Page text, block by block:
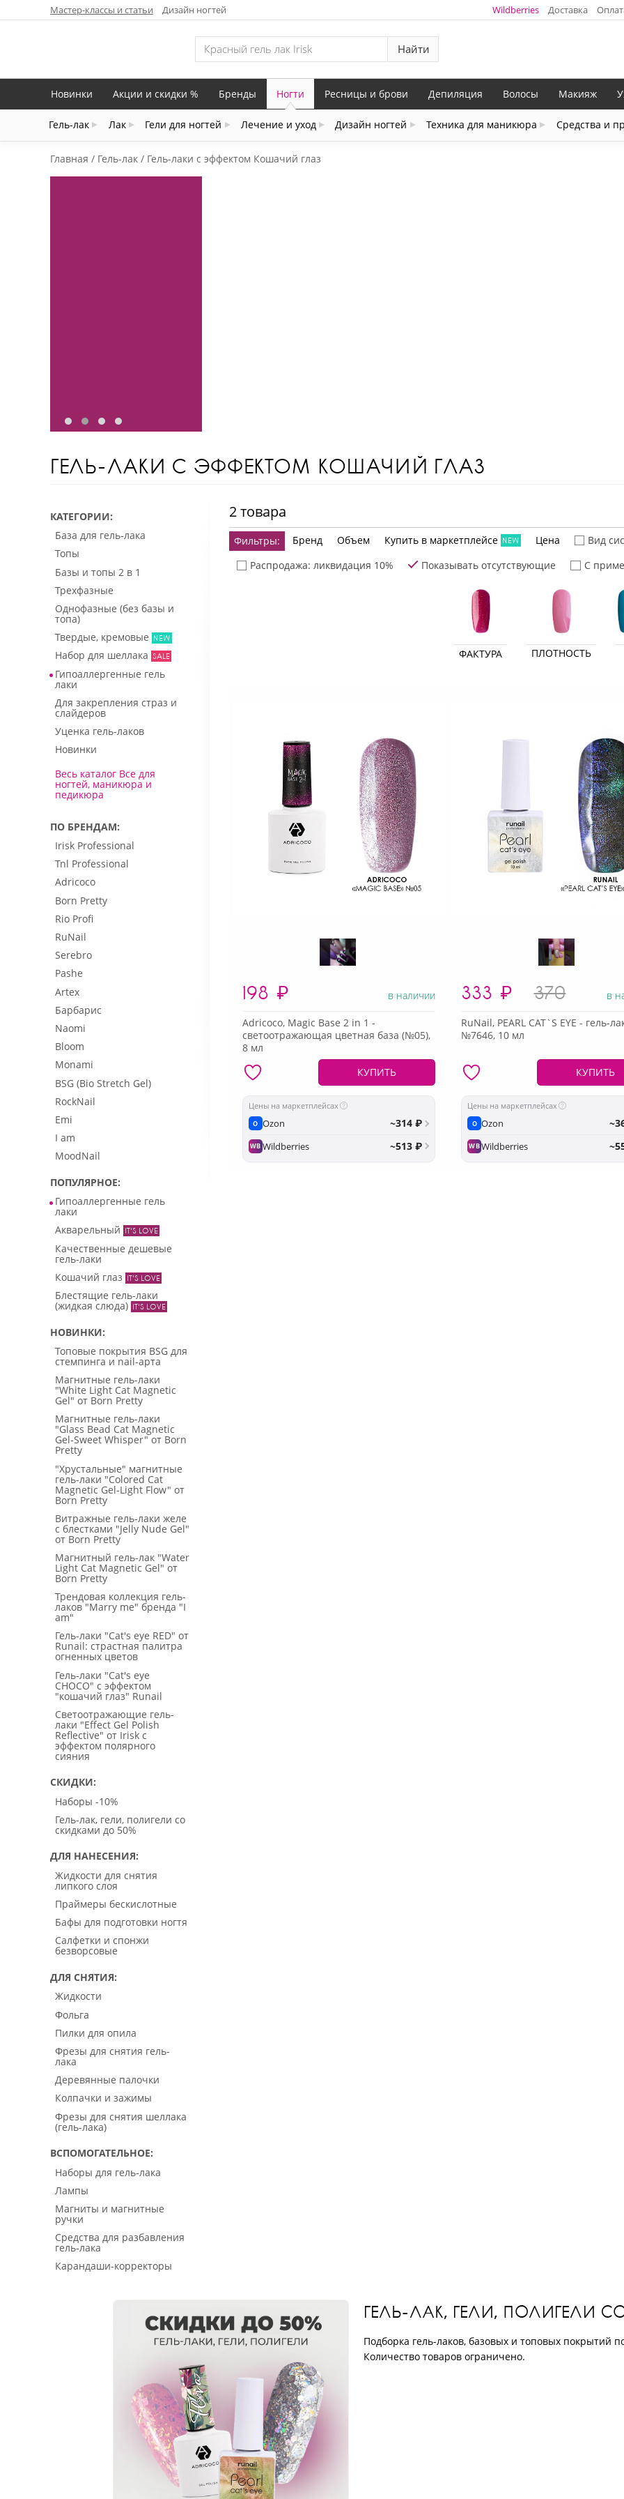
Мастер-классы и статьи Дизайн ногтей Wildberries Доставка
Найти
Новинки Акции и скидки % Бренды Ногти
Гель-лак Лак Гели для ногтей Лечение и уход Дизайн ногтей Техника для маникюра Средства и
Ресницы и брови Депиляция Волосы Макияж
Главная Гель-лак Гель-лаки с эффектом Кошачий глаз
ГЕЛЬ-ЛАКИ С ЭФФЕКТОМ КОШАЧИЙ ГЛАЗ
КАТЕГОРИИ
База для гель-лака
Топы
Базы и топы 2 в 1
Трехфазные
Однофазные (без базы и
топа)
Твердые, кремовые
Набор для шеллака
Гипоаллергенные гель
лаки
Для закрепления страз и
слайдеров
Уценка гель-лаков
Новинки
Весь каталог Все для
ногтей, маникюра и
педикюра
ПО БРЕНДАМ
Irisk Professional
Tnl Professional
Adricoco
Born Pretty
Rio Profi
RuNail
Serebro
Pashe
Artex
Барбарис
Naomi
Bloom
Monami
BSG (Bio Stretch Gel)
RockNail
Emi
I am
MoodNail
ПОПУЛЯРНОЕ
Гипоаллергенные гель
лаки
Акварельный
Качественные дешевые
гель-лаки
Кошачий глаз
Блестящие гель-лаки
(жидкая слюда)
НОВИНКИ
Топовые покрытия BSG для
стемпинга и nail-арта
Магнитные гель-лаки
"White Light Cat Magnetic
Gel" от Born Pretty
Магнитные гель-лаки
"Glass Bead Cat Magnetic
Gel-Sweet Whisper" от Born
Pretty
"Хрустальные" магнитные
гель-лаки "Colored Cat
Magnetic Gel-Light Flow" от
Born Pretty
Витражные гель-лаки желе
с блестками "Jelly Nude Gel"
от Born Pretty
Магнитный гель-лак "Water
Light Cat Magnetic Gel" от
Born Pretty
Трендовая коллекция гель-
лаков "Marry me" бренда "I
am"
Гель-лаки "Cat's eye RED" от
Runail: страстная палитра
огненных цветов
Гель-лаки "Cat's eye
CHOCO" с эффектом
"кошачий глаз" Runail
Светоотражающие гель-
лаки "Effect Gel Polish
Reflective" от Irisk с
эффектом полярного
сияния
СКИДКИ
Наборы -10%
Гель-лак, гели, полигели со
скидками до 50%
ДЛЯ НАНЕСЕНИЯ
Жидкости для снятия
липкого слоя
Праймеры бескислотные
Бафы для подготовки ногтя
Салфетки и спонжи
безворсовые
ДЛЯ СНЯТИЯ
Жидкости
Фольга
Пилки для опила
Фрезы для снятия гель-
лака
Деревянные палочки
Колпачки и зажимы
Фрезы для снятия шеллака
(гель-лака)
ВСПОМОГАТЕЛЬНОЕ
Наборы для гель-лака
Лампы
Магниты и магнитные
ручки
Средства для разбавления
гель-лака
Карандаши-корректоры
2 товара
Фильтры: Бренд Объем Купить в маркетплейсе Цена
Вид
Распродажа: ликвидация 10%
Показывать отсутствующие С
ФАКТУРА ПЛОТНОСТЬ
198 ₽ в наличии
Adricoco, Magic Base 2 in 1 -
светоотражающая цветная база (№05),
8 мл
КУПИТЬ
Цены на маркетплейсах
O Ozon ~314 ₽
WB Wildberries ~513 ₽
333 ₽ 370 в
RuNail, PEARL CAT`S EYE - гель-
№7646, 10 мл
КУПИТЬ
Цены на маркетплейсах
O Ozon
WBWildberries
ГЕЛЬ-ЛАК, ГЕЛИ, ПОЛИГЕЛИ
Подборка гель-лаков, базовых и топовых покрытий
Количество товаров ограничено.